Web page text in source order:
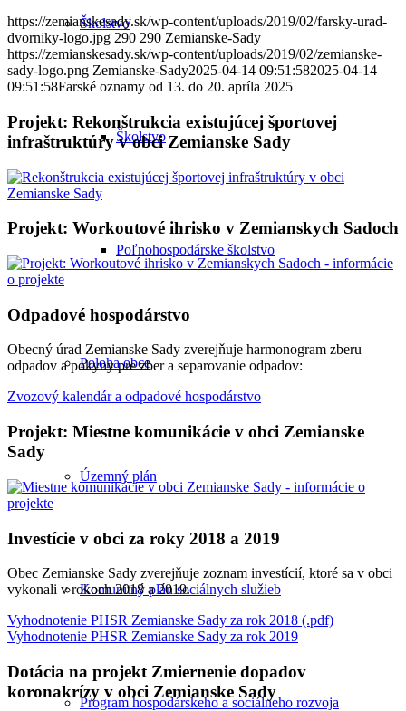
Školstvo
Školstvo
Poľnohospodárske školstvo
Poloha obce
Územný plán
Komunitný plán sociálnych služieb
Program hospodárskeho a sociálneho rozvoja
https://zemianskesady.sk/wp-content/uploads/2019/02/farsky-urad-
dvorniky-logo.jpg 290 290 Zemianske-Sady
https://zemianskesady.sk/wp-content/uploads/2019/02/zemianske-
sady-logo.png Zemianske-Sady2025-04-14 09:51:582025-04-14
09:51:58Farské oznamy od 13. do 20. apríla 2025
Projekt: Rekonštrukcia existujúcej športovej
infraštruktúry v obci Zemianske Sady
Projekt: Workoutové ihrisko v Zemianskych Sadoch
Odpadové hospodárstvo
Obecný úrad Zemianske Sady zverejňuje harmonogram zberu
odpadov a pokyny pre zber a separovanie odpadov:
Zvozový kalendár a odpadové hospodárstvo
Projekt: Miestne komunikácie v obci Zemianske
Sady
Investície v obci za roky 2018 a 2019
Obec Zemianske Sady zverejňuje zoznam investícií, ktoré sa v obci
vykonali v rokoch 2018 a 2019.
Vyhodnotenie PHSR Zemianske Sady za rok 2018 (.pdf)
Vyhodnotenie PHSR Zemianske Sady za rok 2019
Dotácia na projekt Zmiernenie dopadov
koronakrízy v obci Zemianske Sady